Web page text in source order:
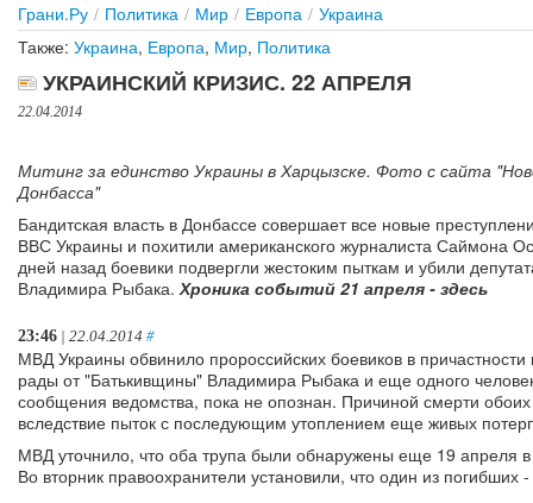
Грани.Ру / Политика / Мир / Европа / Украина
Также: Украина, Европа, Мир, Политика
УКРАИНСКИЙ КРИЗИС. 22 АПРЕЛЯ
22.04.2014
Митинг за единство Украины в Харцызске. Фото с сайта
Донбасса"
Бандитская власть в Донбассе совершает все новые
ВВС Украины и похитили американского журналиста Саймона
дней назад боевики подвергли жестоким пыткам и убили
Владимира Рыбака.Хроника событий 21 апреля - здесь
23:46 | 22.04.2014 #
МВД Украины обвинило пророссийских боевиков в причастности
рады от "Батькивщины" Владимира Рыбака и еще одного
сообщения ведомства, пока не опознан. Причиной смерти
вследствие пыток с последующим утоплением еще живых
МВД уточнило, что оба трупа были обнаружены еще 19 апреля в
Во вторник правоохранители установили, что один из погибших